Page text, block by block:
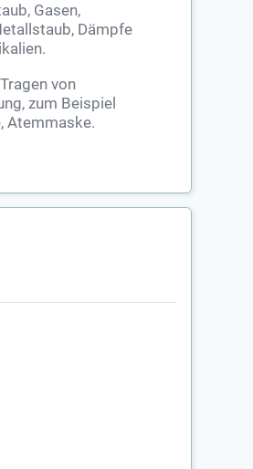
Gasen,
Dämpfe
von
zum Beispiel
Atemmaske.